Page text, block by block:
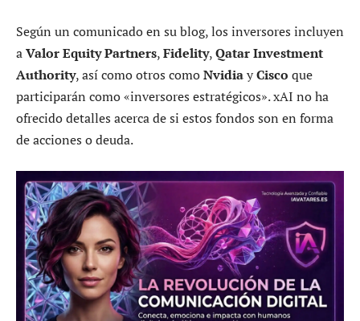
Según un comunicado en su blog, los inversores incluyen
aValor Equity Partners,Fidelity,Qatar Investment
Authority, así como otros comoNvidiayCisco que
participarán como «inversores estratégicos». xAI no ha
ofrecido detalles acerca de si estos fondos son en forma
de acciones o deuda.